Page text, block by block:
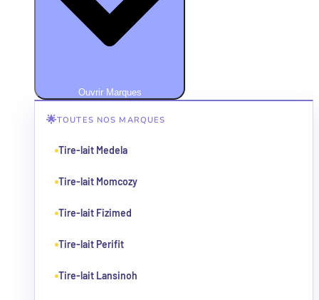
Ouvrir Marques
🌟TOUTES NOS MARQUES
Tire-lait Medela
Tire-lait Momcozy
Tire-lait Fizimed
Tire-lait Perifit
Tire-lait Lansinoh